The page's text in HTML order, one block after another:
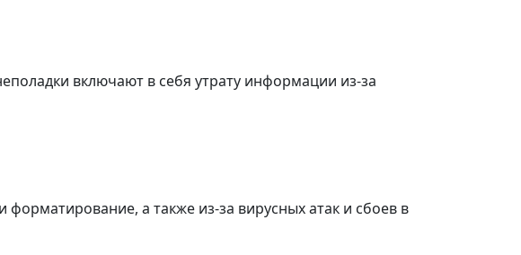
включают в себя утрату информации из-за
форматирование, а также из-за вирусных атак и сбоев в